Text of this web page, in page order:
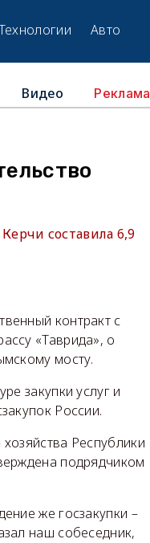
Авто
Видео Реклама
составила 6,9
контракт с
«Таврида», о
мосту.
закупки услуг и
России.
Республики
подрядчиком
же госзакупки –
наш собеседник,